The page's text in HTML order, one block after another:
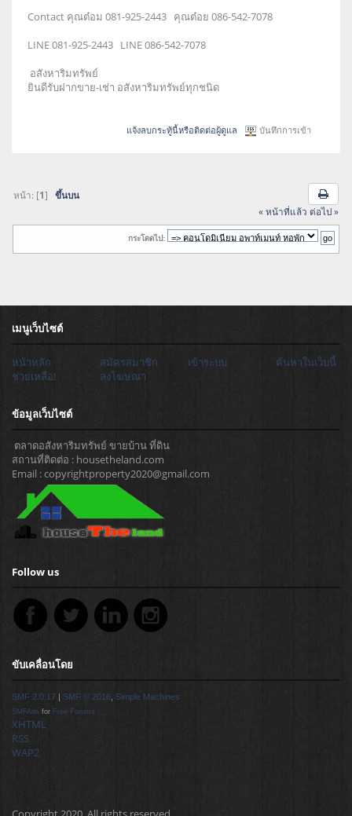
Contact คุณต๋อม 081-925-2443 คุณต๋อย 086-542-7078
LINE 081-925-2443 LINE 086-542-7078
อสังหาริมทรัพย์
ยินดีรับฝากขาย-เช่า อสังหาริมทรัพย์ทุกชนิด
แจ้งลบกระทู้นี้หรือติดต่อผู้ดูแล บันทึกการเข้า
หน้า: [1]ขึ้นบน
« หน้าที่แล้ว ต่อไป »
กระโดดไป:
เมนูเว็บไซต์
หน้าหลัก สมัครสมาชิก เข้าระบบ
ค้นหาในเว็บนี้
ช่วยเหลือ!
ลงโฆษณา
ข้อมูลเว็บไซต์
ตลาดอสังหาริมทรัพย์ ขายบ้าน ที่ดิน
สถานที่ติดต่อ : housetheland.com
Email : copyrightproperty2020@gmail.com
Follow us
ขับเคลื่อนโดย
SMF 2.0.17 | SMF © 2016 Simple Machines
SMFAds for Free Forums
XHTML
RSS
WAP2